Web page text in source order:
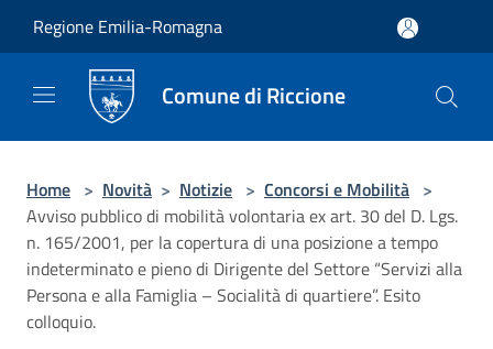
Regione Emilia-Romagna
Comune di Riccione
Home > Novità > Notizie > Concorsi e Mobilità >
Avviso pubblico di mobilità volontaria ex art. 30 del D. Lgs.
n. 165/2001, per la copertura di una posizione a tempo
indeterminato e pieno di Dirigente del Settore “Servizi alla
Persona e alla Famiglia – Socialità di quartiere”. Esito
colloquio.